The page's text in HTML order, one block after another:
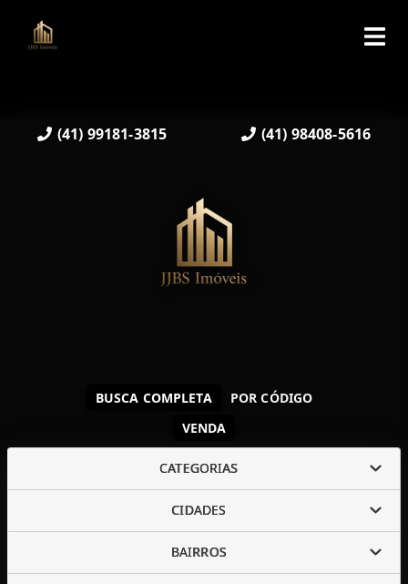
(41) 99181-3815 (41) 98408-5616
VENDA
BUSCA COMPLETA POR CÓDIGO
CATEGORIAS
CIDADES
BAIRROS